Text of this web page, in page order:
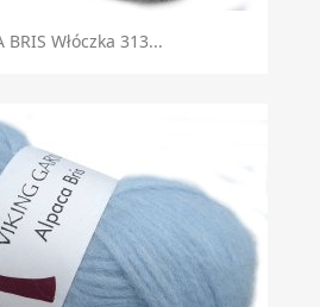
BRIS Włóczka 313...